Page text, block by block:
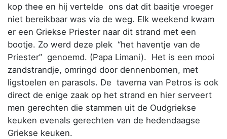
kop thee en hij vertelde ons dat dit baaitje vroeger
niet bereikbaar was via de weg. Elk weekend kwam
er een Griekse Priester naar dit strand met een
bootje. Zo werd deze plek “het haventje van de
Priester” genoemd. (Papa Limani). Het is een mooi
zandstrandje, omringd door dennenbomen, met
ligstoelen en parasols. De taverna van Petros is ook
direct de enige zaak op het strand en hier serveert
men gerechten die stammen uit de Oudgriekse
keuken evenals gerechten van de hedendaagse
Griekse keuken.